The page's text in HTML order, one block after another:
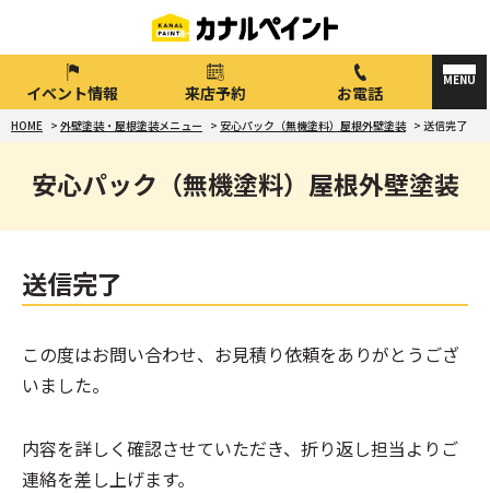
イベント情報 来店予約 お電話
HOME > 外壁塗装・屋根塗装メニュー > 安心パック（無機塗料）屋根外壁塗装 > 送信完了
安心パック（無機塗料）屋根外壁塗装
送信完了
この度はお問い合わせ、お見積り依頼をありがとうござ
いました。
内容を詳しく確認させていただき、折り返し担当よりご
連絡を差し上げます。